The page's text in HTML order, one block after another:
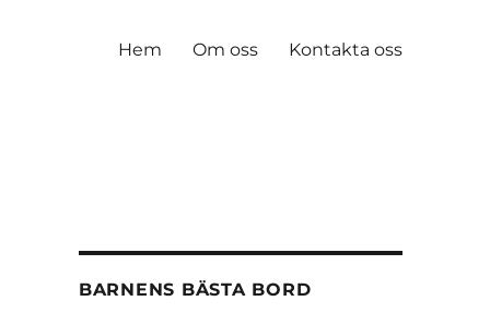
Hem Om oss Kontakta oss
BARNENS BÄSTA BORD